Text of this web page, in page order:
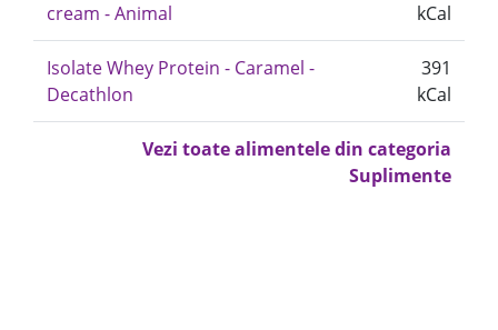
cream - Animal
kCal
Isolate Whey Protein - Caramel -
Decathlon
391
kCal
Vezi toate alimentele din categoria
Suplimente